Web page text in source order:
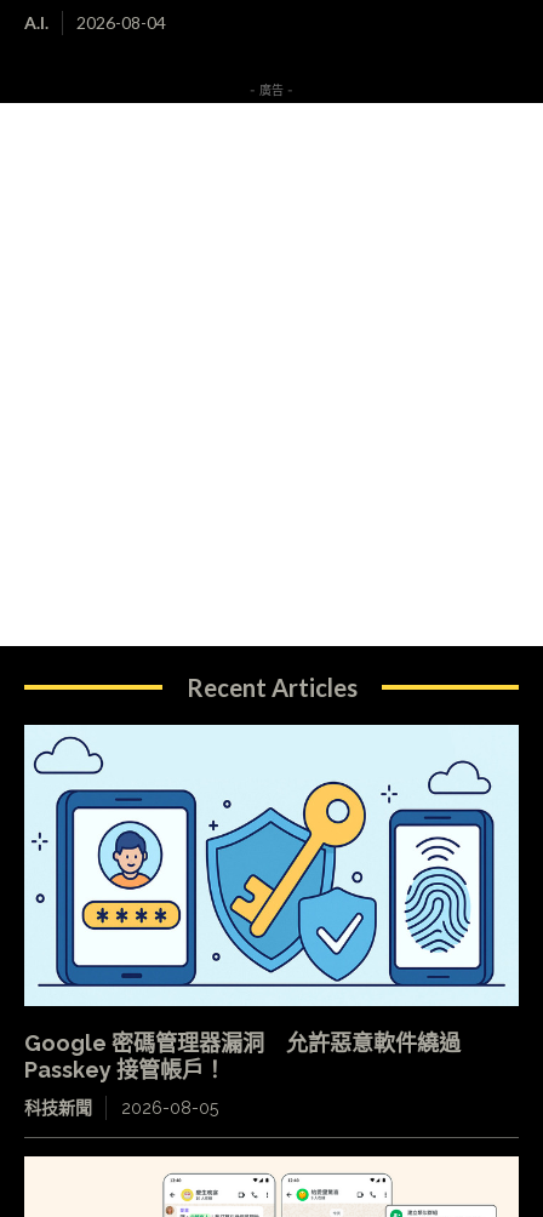
A.I. 2026-08-04
- 廣告 -
Recent Articles
Google 密碼管理器漏洞 允許惡意軟件繞過
Passkey 接管帳戶！
科技新聞 2026-08-05